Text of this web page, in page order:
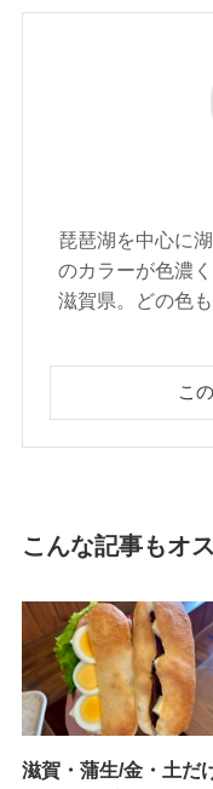
琵琶湖を中心に
のカラーが色濃
滋賀県。どの色
こ
こんな記事もオ
滋賀・蒲生/金・土だ